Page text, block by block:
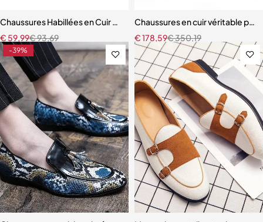
Chaussures Habillées en Cuir pour Homme, Mocassins de Marque de
€93,69
€ 59,99
Chaussures en cuir véritable
€350,19
€178,59
-39%